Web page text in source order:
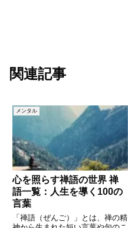
関連記事
メンタル
心を照らす禅語の世界 禅
語一覧：人生を導く100の
言葉
「禅語（ぜんご）」とは、禅の精